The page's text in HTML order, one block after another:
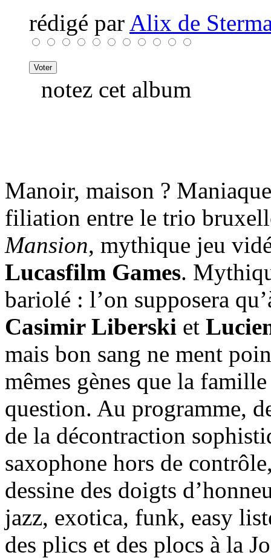
rédigé par Alix de
notez cet album
Manoir, maison ?
filiation entre le trio
Mansion, mythique jeu
Lucasfilm Games.
bariolé : l’on supposera
Casimir Liberski et
mais bon sang ne ment
mêmes gènes que la
question. Au programme,
de la décontraction
saxophone hors de
dessine des doigts
jazz, exotica, funk, easy
des plics et des plocs à la